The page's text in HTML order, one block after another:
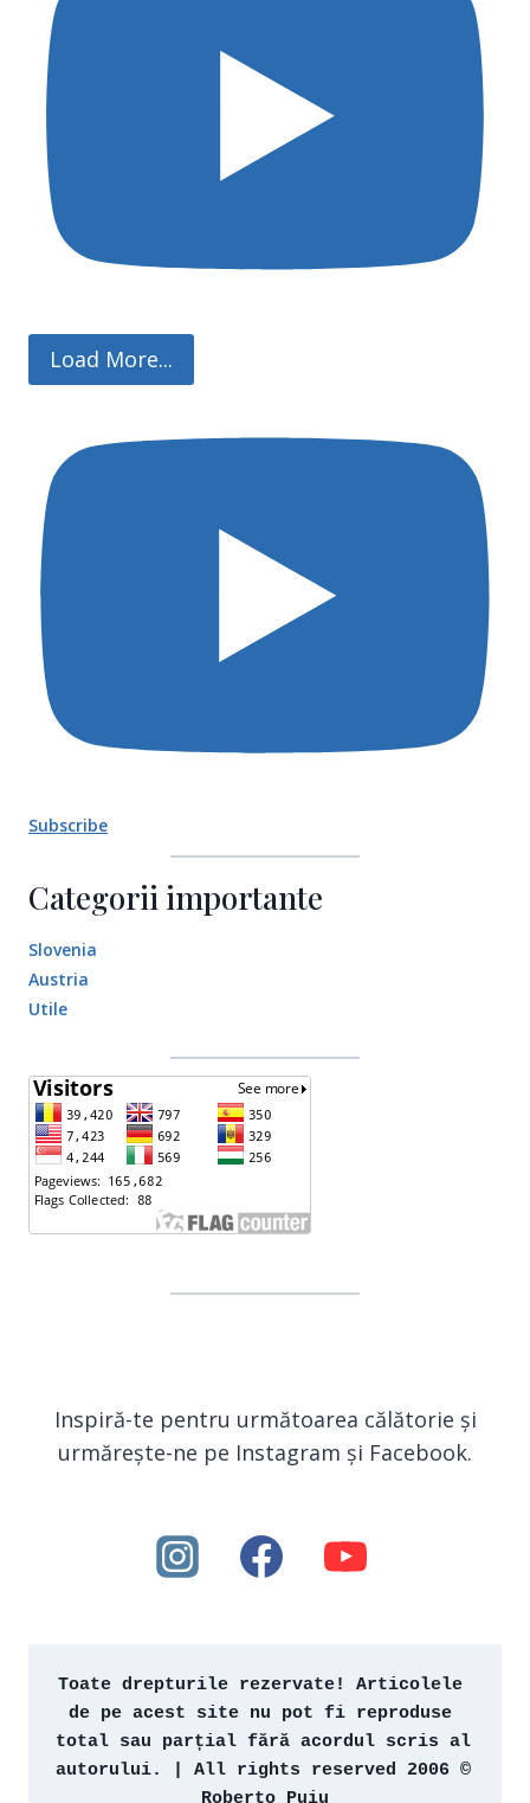
Load More...
Subscribe
Categorii importante
Slovenia
Austria
Utile
Inspiră-te pentru următoarea călătorie și
urmărește-ne pe Instagram și Facebook.
Toate drepturile rezervate! Articolele
de pe acest site nu pot fi reproduse
total sau parțial fără acordul scris al
autorului. | All rights reserved 2006 ©
Roberto Puiu